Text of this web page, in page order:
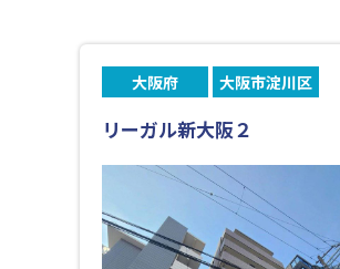
大阪府 大阪市淀川区
リーガル新大阪２